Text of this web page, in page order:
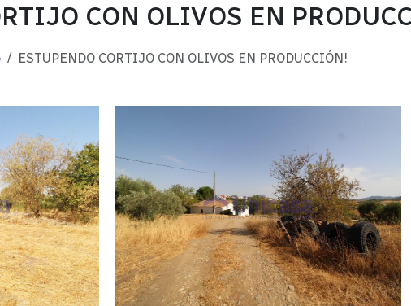
CON OLIVOS EN
ESTUPENDO CORTIJO CON OLIVOS EN PRODUCCIÓN!